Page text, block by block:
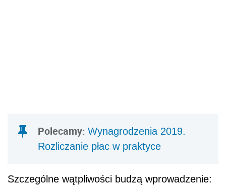
Polecamy: Wynagrodzenia 2019.
Rozliczanie płac w praktyce
Szczególne wątpliwości budzą wprowadzenie: